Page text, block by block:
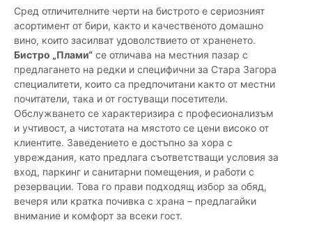
Сред отличителните черти на бистрото е сериозният
асортимент от бири, както и качественото домашно
вино, които засилват удоволствието от храненето.
Бистро „Плами“ се отличава на местния пазар с
предлагането на редки и специфични за Стара Загора
специалитети, които са предпочитани както от местни
почитатели, така и от гостуващи посетители.
Обслужването се характеризира с професионализъм
и учтивост, а чистотата на мястото се цени високо от
клиентите. Заведението е достъпно за хора с
увреждания, като предлага съответстващи условия за
вход, паркинг и санитарни помещения, и работи с
резервации. Това го прави подходящ избор за обяд,
вечеря или кратка почивка с храна – предлагайки
внимание и комфорт за всеки гост.